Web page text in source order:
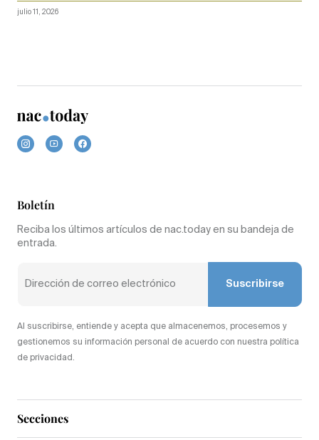
julio 11, 2026
Secciones
Boletín
Reciba los últimos artículos de nac.today en su bandeja de
entrada.
Suscribirse
Al suscribirse, entiende y acepta que almacenemos, procesemos y
gestionemos su información personal de acuerdo con nuestra política
de privacidad.